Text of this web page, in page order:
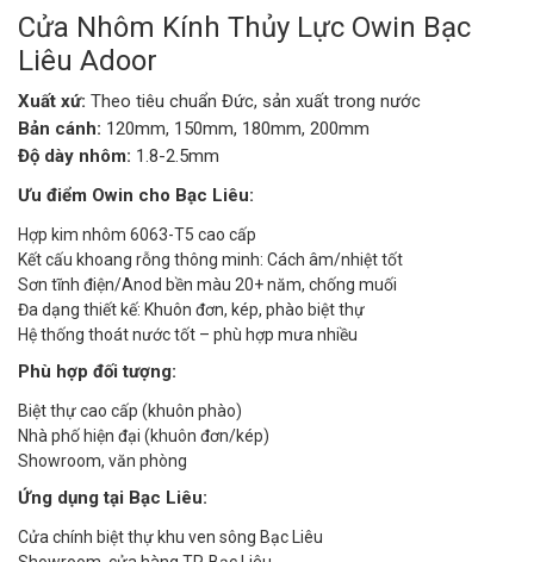
Cửa Nhôm Kính Thủy Lực Owin Bạc
Liêu Adoor
Xuất xứ: Theo tiêu chuẩn Đức, sản xuất trong nước
Bản cánh: 120mm, 150mm, 180mm, 200mm
Độ dày nhôm: 1.8-2.5mm
Ưu điểm Owin cho Bạc Liêu:
Hợp kim nhôm 6063-T5 cao cấp
Kết cấu khoang rỗng thông minh: Cách âm/nhiệt tốt
Sơn tĩnh điện/Anod bền màu 20+ năm, chống muối
Đa dạng thiết kế: Khuôn đơn, kép, phào biệt thự
Hệ thống thoát nước tốt – phù hợp mưa nhiều
Phù hợp đối tượng:
Biệt thự cao cấp (khuôn phào)
Nhà phố hiện đại (khuôn đơn/kép)
Showroom, văn phòng
Ứng dụng tại Bạc Liêu:
Cửa chính biệt thự khu ven sông Bạc Liêu